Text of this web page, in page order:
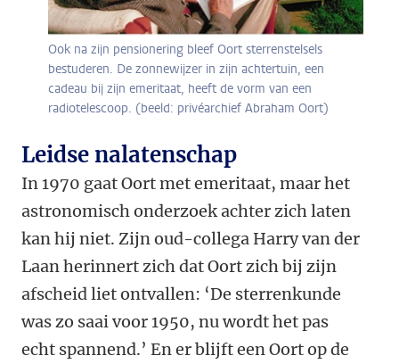
Ook na zijn pensionering bleef Oort sterrenstelsels
bestuderen. De zonnewijzer in zijn achtertuin, een
cadeau bij zijn emeritaat, heeft de vorm van een
radiotelescoop. (beeld: privéarchief Abraham Oort)
Leidse nalatenschap
In 1970 gaat Oort met emeritaat, maar het
astronomisch onderzoek achter zich laten
kan hij niet. Zijn oud-collega Harry van der
Laan herinnert zich dat Oort zich bij zijn
afscheid liet ontvallen: ‘De sterrenkunde
was zo saai voor 1950, nu wordt het pas
echt spannend.’ En er blijft een Oort op de